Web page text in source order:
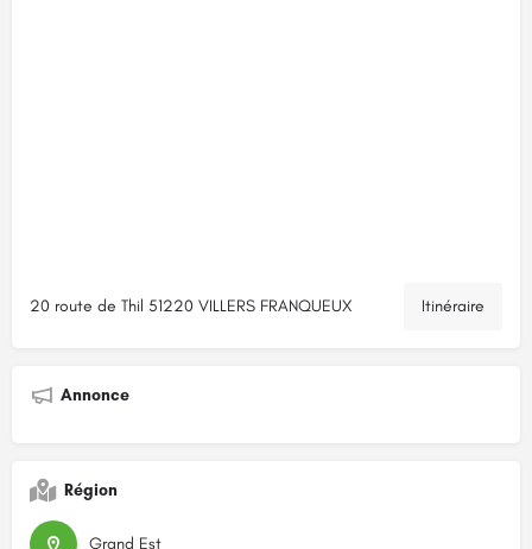
20 route de Thil 51220 VILLERS FRANQUEUX Itinéraire
Annonce
Région
Grand Est